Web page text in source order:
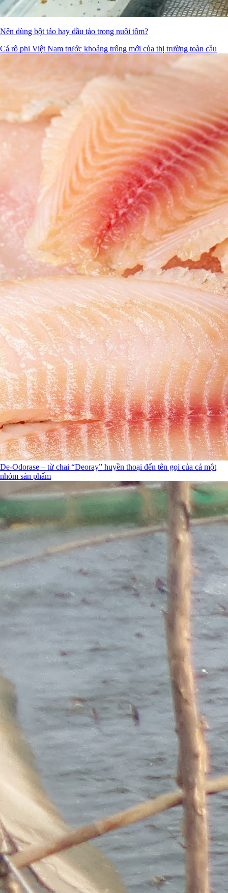
Nên dùng bột tảo hay dầu tảo trong nuôi tôm?
Cá rô phi Việt Nam trước khoảng trống mới của thị trường toàn cầu
De-Odorase – từ chai “Deoray” huyền thoại đến tên gọi của cả một
nhóm sản phẩm